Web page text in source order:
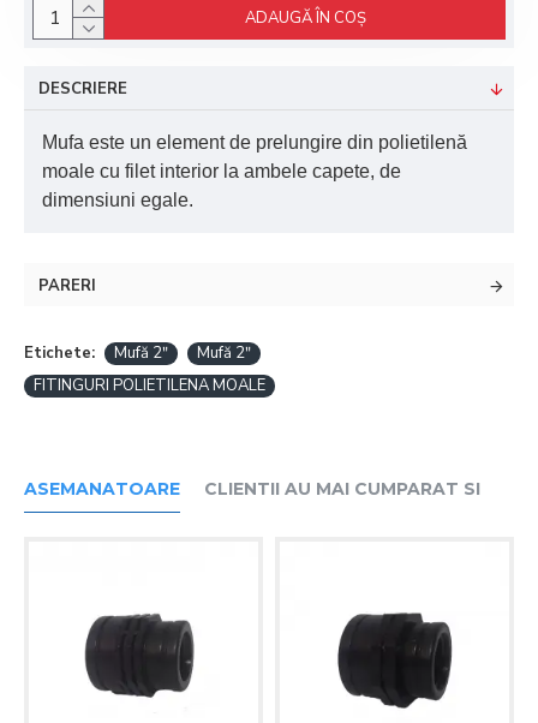
ADAUGĂ ÎN COŞ
DESCRIERE
Mufa este un element de prelungire din polietilenă
moale cu filet interior la ambele capete, de
dimensiuni egale.
PARERI
Etichete: Mufă 2ʺ
Mufă 2ʺ
FITINGURI POLIETILENA MOALE
ASEMANATOARE CLIENTII AU MAI CUMPARAT SI